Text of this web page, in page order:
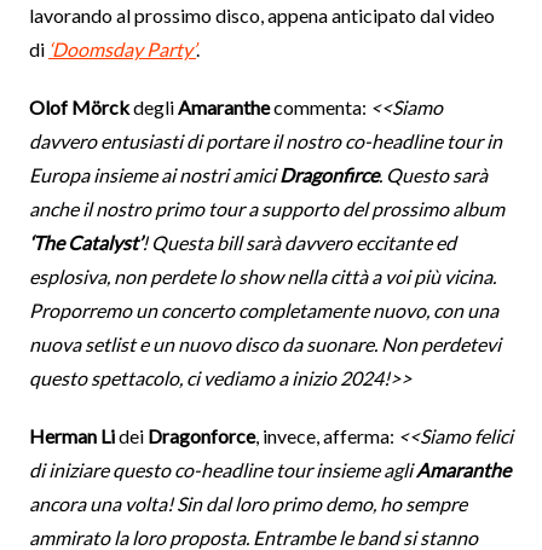
lavorando al prossimo disco, appena anticipato dal video
di ‘Doomsday Party’.
Olof Mörckdegli Amaranthecommenta: <<Siamo
davvero entusiasti di portare il nostro co-headline tour in
Europa insieme ai nostri amiciDragonfirce. Questo sarà
anche il nostro primo tour a supporto del prossimo album
‘The Catalyst’! Questa bill sarà davvero eccitante ed
esplosiva, non perdete lo show nella città a voi più vicina.
Proporremo un concerto completamente nuovo, con una
nuova setlist e un nuovo disco da suonare. Non perdetevi
questo spettacolo, ci vediamo a inizio 2024!>>
Herman Lidei Dragonforce, invece, afferma: <<Siamo felici
di iniziare questo co-headline tour insieme agliAmaranthe
ancora una volta! Sin dal loro primo demo, ho sempre
ammirato la loro proposta. Entrambe le band si stanno